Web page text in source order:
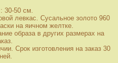
30-50 см.
левкас. Сусальное золото 960
на яичном желтке.
образа в других размерах на
Срок изготовления на заказ 30